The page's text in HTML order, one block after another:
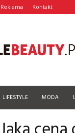
Reklama Kontakt
LIFESTYLE MODA